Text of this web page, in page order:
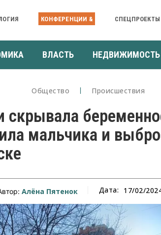
КОНФЕРЕНЦИИ & СПЕЦПРОЕКТЫ
ВЛАСТЬ НЕДВИЖИМОСТЬ
Общество Происшествия
мальчика и
Алёна Пятенок Дата: 17/02/